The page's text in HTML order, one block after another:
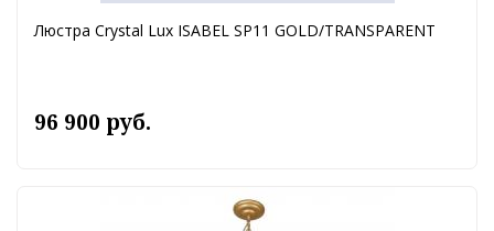
Люстра Crystal Lux ISABEL SP11 GOLD/TRANSPARENT
96 900 руб.